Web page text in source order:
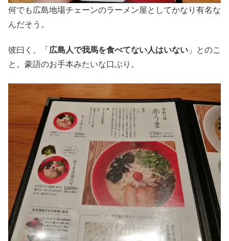
何でも広島地場チェーンのラーメン屋としてかなり有名な
んだそう。
彼曰く、「 広島人で我馬を食べてない人はいない 」とのこ
と。豪語のお手本みたいな口ぶり。